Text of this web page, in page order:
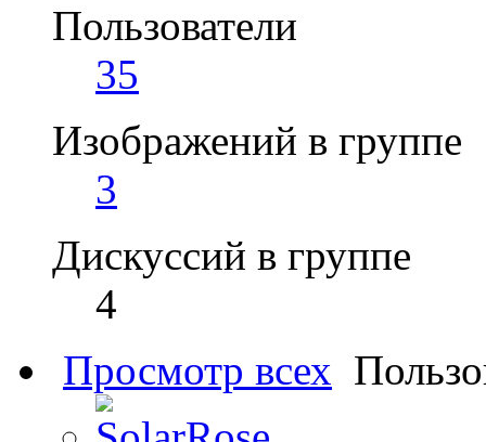
Пользователи
35
Изображений в группе
3
Дискуссий в группе
4
Просмотр всех